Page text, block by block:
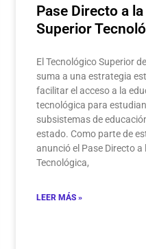
Pase Directo a
Superior
El Tecnológico Superior
suma a una estrategia
facilitar el acceso a la
tecnológica para
subsistemas de
estado. Como parte de
anunció el Pase Directo
Tecnológica,
LEER MÁS »